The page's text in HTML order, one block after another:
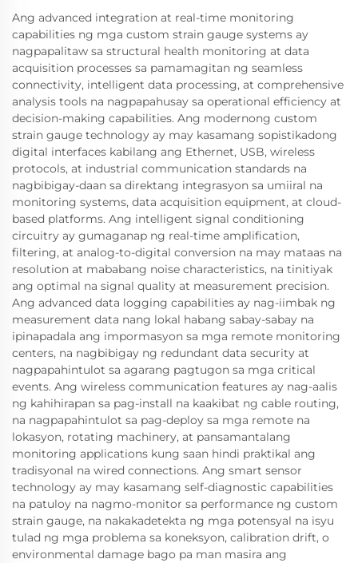
Ang advanced integration at real-time monitoring
capabilities ng mga custom strain gauge systems ay
nagpapalitaw sa structural health monitoring at data
acquisition processes sa pamamagitan ng seamless
connectivity, intelligent data processing, at comprehensive
analysis tools na nagpapahusay sa operational efficiency at
decision-making capabilities. Ang modernong custom
strain gauge technology ay may kasamang sopistikadong
digital interfaces kabilang ang Ethernet, USB, wireless
protocols, at industrial communication standards na
nagbibigay-daan sa direktang integrasyon sa umiiral na
monitoring systems, data acquisition equipment, at cloud-
based platforms. Ang intelligent signal conditioning
circuitry ay gumaganap ng real-time amplification,
filtering, at analog-to-digital conversion na may mataas na
resolution at mababang noise characteristics, na tinitiyak
ang optimal na signal quality at measurement precision.
Ang advanced data logging capabilities ay nag-iimbak ng
measurement data nang lokal habang sabay-sabay na
ipinapadala ang impormasyon sa mga remote monitoring
centers, na nagbibigay ng redundant data security at
nagpapahintulot sa agarang pagtugon sa mga critical
events. Ang wireless communication features ay nag-aalis
ng kahihirapan sa pag-install na kaakibat ng cable routing,
na nagpapahintulot sa pag-deploy sa mga remote na
lokasyon, rotating machinery, at pansamantalang
monitoring applications kung saan hindi praktikal ang
tradisyonal na wired connections. Ang smart sensor
technology ay may kasamang self-diagnostic capabilities
na patuloy na nagmo-monitor sa performance ng custom
strain gauge, na nakakadetekta ng mga potensyal na isyu
tulad ng mga problema sa koneksyon, calibration drift, o
environmental damage bago pa man masira ang